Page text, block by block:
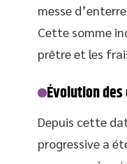
messe
Cette somme
prêtre et les
Évolution
Depuis cette
progressive a